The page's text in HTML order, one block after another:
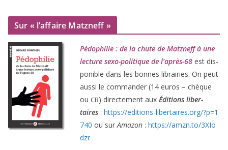
Sur « l’affaire Matzneff »
Pédophilie : de la chute de Matzneff à une
lec­ture sexo-poli­tique de l’après-68 est dis­
po­nible dans les bonnes librai­ries. On peut
aus­si le com­man­der (14 euros – chèque
ou CB) direc­te­ment aux Éditions liber­
taires : https://​edi​tions​-liber​taires​.org/​?​p​=​1
740 ou sur Amazon : https://​amzn​.to/​3​X​I​o​
dzr